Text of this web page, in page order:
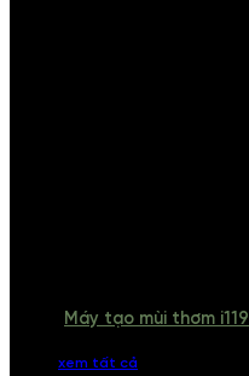
Máy tạo mùi thơm i119
xem tất cả